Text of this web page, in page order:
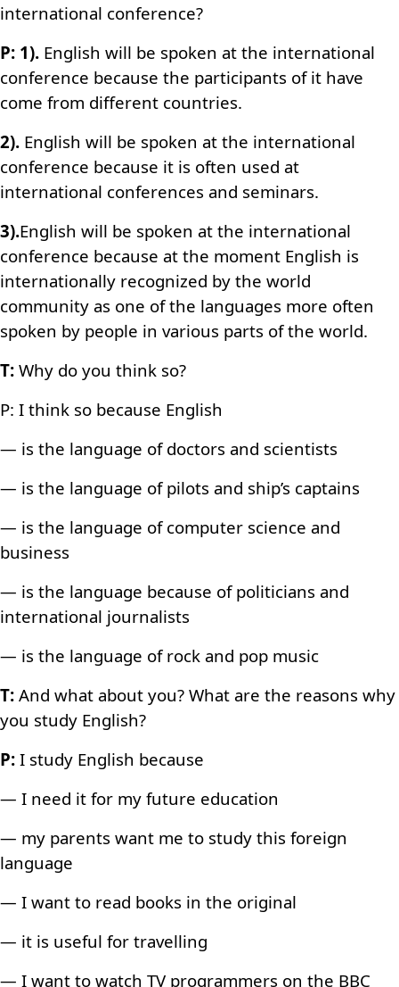
international conference?
P: 1). English will be spoken at the international
conference because the participants of it have
come from different countries.
2). English will be spoken at the international
conference because it is often used at
international conferences and seminars.
3).English will be spoken at the international
conference because at the moment English is
internationally recognized by the world
community as one of the languages more often
spoken by people in various parts of the world.
T: Why do you think so?
P: I think so because English
— is the language of doctors and scientists
— is the language of pilots and ship’s captains
— is the language of computer science and
business
— is the language because of politicians and
international journalists
— is the language of rock and pop music
T: And what about you? What are the reasons why
you study English?
P: I study English because
— I need it for my future education
— my parents want me to study this foreign
language
— I want to read books in the original
— it is useful for travelling
— I want to watch TV programmers on the BBC